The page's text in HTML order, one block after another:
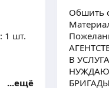
ещё
1 шт.
ещё
Обшить
В